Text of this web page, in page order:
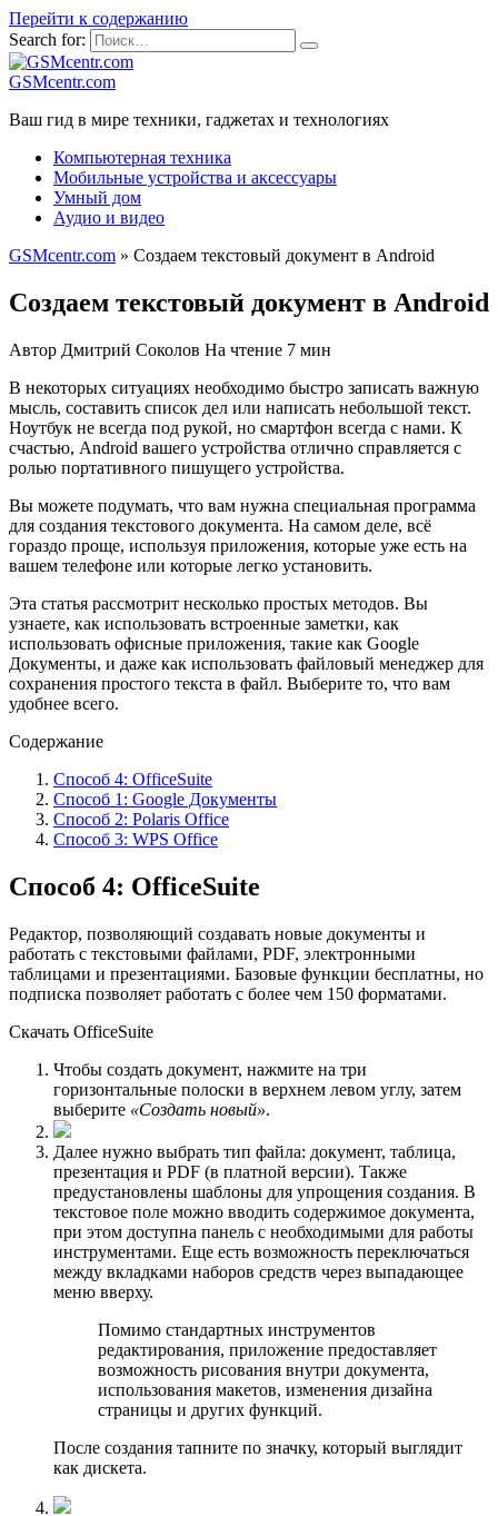
Перейти к содержанию
Search for:
GSMcentr.com
Ваш гид в мире техники, гаджетах и технологиях
Компьютерная техника
Мобильные устройства и аксессуары
Умный дом
Аудио и видео
GSMcentr.com » Создаем текстовый документ в Android
Создаем текстовый документ в Android
Автор Дмитрий Соколов На чтение 7 мин
В некоторых ситуациях необходимо быстро записать важную
мысль, составить список дел или написать небольшой текст.
Ноутбук не всегда под рукой, но смартфон всегда с нами. К
счастью, Android вашего устройства отлично справляется с
ролью портативного пишущего устройства.
Вы можете подумать, что вам нужна специальная программа
для создания текстового документа. На самом деле, всё
гораздо проще, используя приложения, которые уже есть на
вашем телефоне или которые легко установить.
Эта статья рассмотрит несколько простых методов. Вы
узнаете, как использовать встроенные заметки, как
использовать офисные приложения, такие как Google
Документы, и даже как использовать файловый менеджер для
сохранения простого текста в файл. Выберите то, что вам
удобнее всего.
Содержание
Способ 4: OfficeSuite
Способ 1: Google Документы
Способ 2: Polaris Office
Способ 3: WPS Office
Способ 4: OfficeSuite
Редактор, позволяющий создавать новые документы и
работать с текстовыми файлами, PDF, электронными
таблицами и презентациями. Базовые функции бесплатны, но
подписка позволяет работать с более чем 150 форматами.
Скачать OfficeSuite
Чтобы создать документ, нажмите на три
горизонтальные полоски в верхнем левом углу, затем
выберите «Создать новый».
Далее нужно выбрать тип файла: документ, таблица,
презентация и PDF (в платной версии). Также
предустановлены шаблоны для упрощения создания. В
текстовое поле можно вводить содержимое документа,
при этом доступна панель с необходимыми для работы
инструментами. Еще есть возможность переключаться
между вкладками наборов средств через выпадающее
меню вверху.
Помимо стандартных инструментов
редактирования, приложение предоставляет
возможность рисования внутри документа,
использования макетов, изменения дизайна
страницы и других функций.
После создания тапните по значку, который выглядит
как дискета.